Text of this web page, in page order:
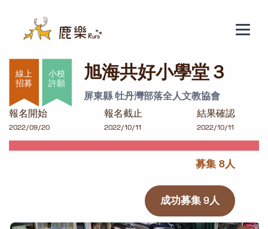
旭海共好小學堂３
小校
許願
旭海共好小學堂３
屏東縣 牡丹灣部落全人文教協會
報名開始
2022/09/20
報名截止
2022/10/11
結果確認
2022/10/11
募集 8人
成功募集 9人